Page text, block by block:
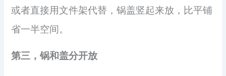
或者直接用文件架代替，锅盖竖起来放，比平铺
省一半空间。
第三，锅和盖分开放